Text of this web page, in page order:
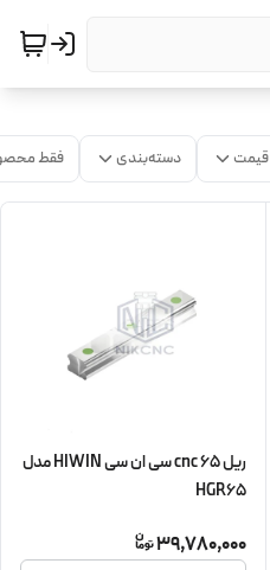
قیمت دسته‌بندی فقط
ریل 65 cnc سی ان سی HIWIN مدل
HGR65
39,780,000